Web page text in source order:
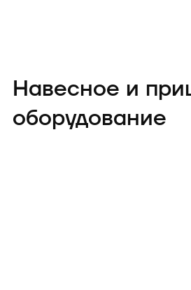
самых функциональных и
продвинутых комбайнов
Навесное и
оборудование